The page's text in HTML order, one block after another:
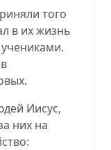
того
в их жизнь
Иисус,
них на